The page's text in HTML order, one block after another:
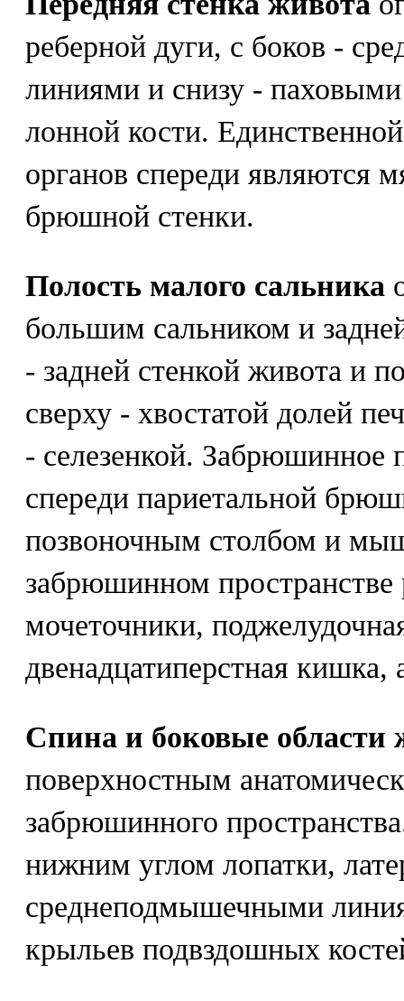
реберной дуги, с боков -
линиями и снизу -
лонной кости.
органов спереди являются
брюшной стенки.
Полость малого сальника
большим сальником и
- задней стенкой живота и
сверху - хвостатой долей
- селезенкой. Забрюшинное
спереди париетальной
позвоночным столбом и
забрюшинном
мочеточники,
двенадцатиперстная кишка,
Спина и боковые области
поверхностным
забрюшинного
нижним углом лопатки,
среднеподмышечными
крыльев подвздошных